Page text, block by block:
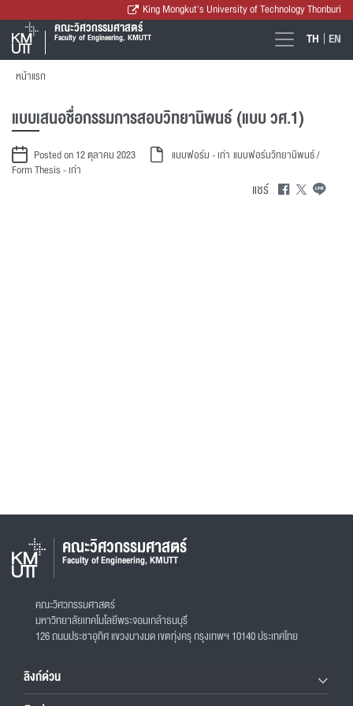
King Mongkut's University of Technology Thonburi
คณะวิศวกรรมศาสตร์
Faculty of Engineering, KMUTT TH EN
หน้าแรก
แบบเสนอชื่อกรรมการสอบวิทยานิพนธ์ (แบบ วศ.1)
Posted on 12 ตุลาคม 2023 แบบฟอร์ม - เก่า แบบฟอร์มวิทยานิพนธ์ /
Form Thesis - เก่า
แชร์
คณะวิศวกรรมศาสตร์
Faculty of Engineering, KMUTT
คณะวิศวกรรมศาสตร์
มหาวิทยาลัยเทคโนโลยีพระจอมเกล้าธนบุรี
126 ถนนประชาอุทิศ แขวงบางมด เขตทุ่งครุ กรุงเทพฯ 10140 ประเทศไทย
ลิงก์ด่วน